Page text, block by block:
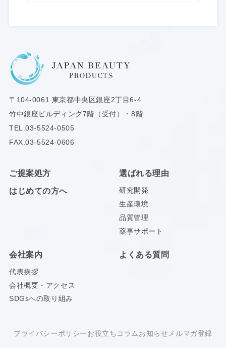
〒104-0061 東京都中央区銀座2丁目6-4
竹中銀座ビルディング7階（受付）・8階
TEL.03-5524-0505
FAX.03-5524-0606
ご提案処方
はじめての方へ
選ばれる理由
研究開発
生産環境
品質管理
薬事サポート
会社案内
代表挨拶
会社概要・アクセス
SDGsへの取り組み
よくある質問
プライバシーポリシーお役立ちコラムお知らせメルマガ登録